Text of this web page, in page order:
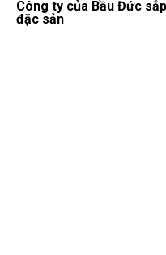
Công ty của Bầu Đức
đặc sản